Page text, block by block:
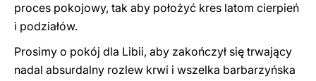
proces pokojowy, tak aby położyć kres latom cierpień
i podziałów.
Prosimy o pokój dla Libii, aby zakończył się trwający
nadal absurdalny rozlew krwi i wszelka barbarzyńska